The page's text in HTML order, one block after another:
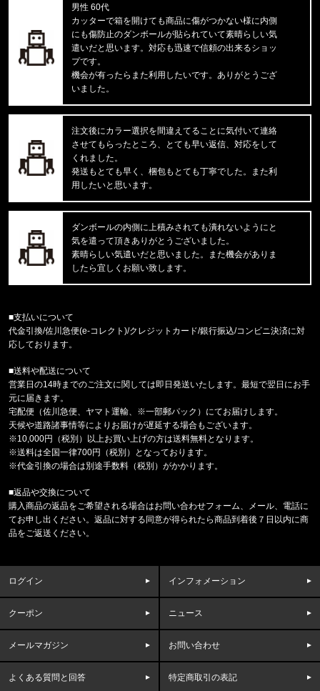
東京都のお客様ご注文ありがとうございます。
Carhartt WIP/カーハートダブルアイピー
DOUBLE KNEE PANT I032699
東京都のお客様ご注文ありがとうございます。
reversal/リバーサル
東京都のお客様ご注文ありがとうございます。
mnml/ミニマル
X214 STRETCH DENIM1487266
東京都のお客様ご注文ありがとうございます。
reversal/リバーサル
東京都のお客様ご注文ありがとうございます。
47 Brand/フォーティーセブンブランド
東京都のお客様ご注文ありがとうございます。
mnml/ミニマル
東京都のお客様ご注文ありがとうございます。
CARHARTT/カーハート
東京都のお客様ご注文ありがとうございます。
reversal/リバーサル
NEW GIANT BAG rvbs0251532
福岡県のお客様ご注文ありがとうございます。
COLUMBIA/コロンビア
サーモンパスキャップ PU5771 //15656
MICROFIBER STRETCH 3PK LO
福岡県のお客様ご注文ありがとうございます。
COLUMBIA/コロンビア
フリーザーゼロII アームスリーブ CU1100
福岡県のお客様ご注文ありがとうございます。
男性 60代
カッターで箱を開けても商品に傷がつかない様に内側
にも傷防止のダンボールが貼られていて素晴らしい気
遣いだと思います。対応も迅速で信頼の出来るショッ
プです。
機会が有ったらまた利用したいです。ありがとうござ
いました。
注文後にカラー選択を間違えてることに気付いて連絡
させてもらったところ、とても早い返信、対応をして
くれました。
発送もとても早く、梱包もとても丁寧でした。また利
用したいと思います。
ダンボールの内側に上積みされても潰れないようにと
気を遣って頂きありがとうございました。
素晴らしい気遣いだと思いました。また機会がありま
したら宜しくお願い致します。
■支払いについて
代金引換/佐川急便(e-コレクト)/クレジットカード/銀行振込/コンビニ決済に対
応しております。
■送料や配送について
営業日の14時までのご注文に関しては即日発送いたします。最短で翌日にお手
元に届きます。
宅配便（佐川急便、ヤマト運輸、※一部郵パック）にてお届けします。
天候や道路諸事情等によりお届けが遅延する場合もございます。
※10,000円（税別）以上お買い上げの方は送料無料となります。
※送料は全国一律700円（税別）となっております。
※代金引換の場合は別途手数料（税別）がかかります。
■返品や交換について
購入商品の返品をご希望される場合はお問い合わせフォーム、メール、電話に
てお申し出ください。返品に対する同意が得られたら商品到着後７日以内に商
品をご返送ください。
ログイン インフォメーション
クーポン ニュース
メールマガジン お問い合わせ
よくある質問と回答 特定商取引の表記